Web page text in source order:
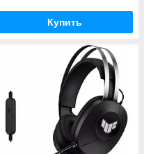
Купить